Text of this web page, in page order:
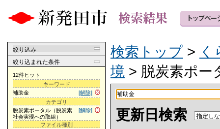
絞り込み
絞り込まれた条件
12件ヒット
キーワード
[解除]
補助金
カテゴリ
[解除]
脱炭素ポータル（脱炭素
社会実現への取組）
ファイル種別
検索トップ > く
境 > 脱炭素ポー
更新日検索